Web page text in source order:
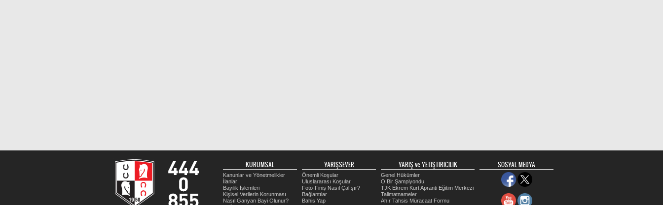
KURUMSAL
Kanunlar ve Yönetmelikler
İlanlar
Bayilik İşlemleri
Kişisel Verilerin Korunması
Nasıl Ganyan Bayi Olunur?
YARIŞSEVER
Önemli Koşular
Uluslararası Koşular
Foto-Finiş Nasıl Çalışır?
Bağlantılar
Bahis Yap
YARIŞ ve YETİŞTİRİCİLİK
Genel Hükümler
O Bir Şampiyondu
TJK Ekrem Kurt Apranti Eğitim Merkezi
Talimatnameler
Ahır Tahsis Müracaat Formu
SOSYAL MEDYA